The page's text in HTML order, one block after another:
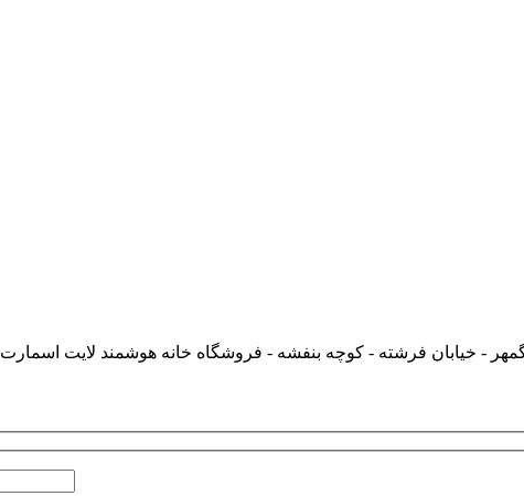
- خیابان فرشته - کوچه بنفشه - فروشگاه خانه هوشمند لایت اسمارت